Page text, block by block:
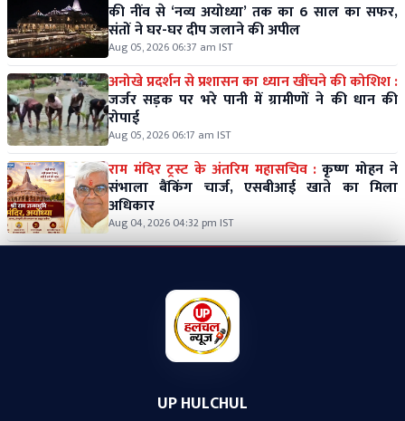
की नींव से ‘नव्य अयोध्या’ तक का 6 साल का सफर,
संतों ने घर-घर दीप जलाने की अपील
Aug 05, 2026 06:37 am IST
अनोखे प्रदर्शन से प्रशासन का ध्यान खींचने की कोशिश :
जर्जर सड़क पर भरे पानी में ग्रामीणों ने की धान की
रोपाई
Aug 05, 2026 06:17 am IST
राम मंदिर ट्रस्ट के अंतरिम महासचिव : कृष्ण मोहन ने
संभाला बैंकिंग चार्ज, एसबीआई खाते का मिला
अधिकार
Aug 04, 2026 04:32 pm IST
UP HULCHUL